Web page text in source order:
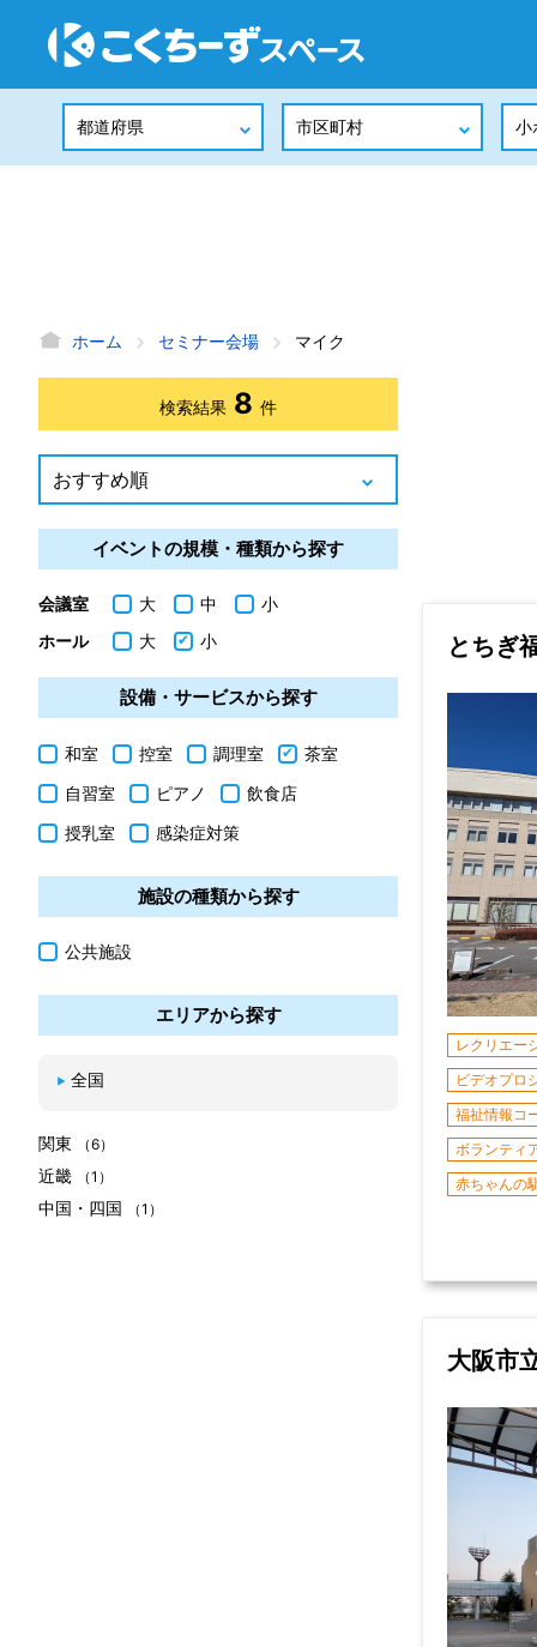
ホーム セミナー会場 マイク
とちぎ
レクリエー
ビデオプロ
福祉情報コ
ボランティ
赤ちゃんの
大阪市
検索結果 8 件
イベントの規模・種類から探す
会議室 大 中
小
ホール
大 小
設備・サービスから探す
和室 控室 調理室
茶室
自習室
ピアノ
飲食店
授乳室
感染症対策
施設の種類から探す
公共施設
エリアから探す
全国
関東 （6）
近畿 （1）
中国・四国 （1）